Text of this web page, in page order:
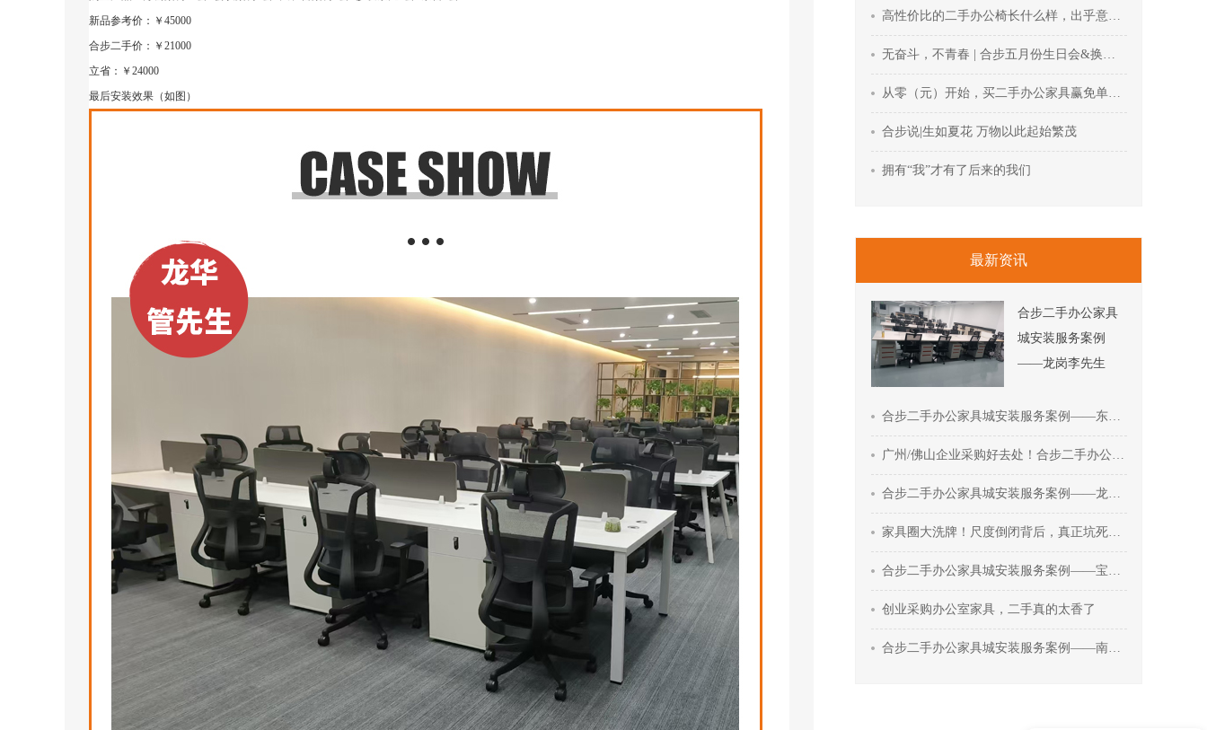
新品参考价：￥45000
合步二手价：￥21000
立省：￥24000
最后安装效果（如图）
高性价比的二手办公椅长什么样，出乎意料的惊喜
无奋斗，不青春 | 合步五月份生日会&换带仪式回顾
从零（元）开始，买二手办公家具赢免单机会
合步说|生如夏花 万物以此起始繁茂
拥有“我”才有了后来的我们
最新资讯
合步二手办公家具
城安装服务案例
——龙岗李先生
合步二手办公家具城安装服务案例——东莞戴先生
广州/佛山企业采购好去处！合步二手办公家具市场，一站式配齐
合步二手办公家具城安装服务案例——龙华张总
家具圈大洗牌！尺度倒闭背后，真正坑死实体老板的3个真相
合步二手办公家具城安装服务案例——宝安雷总
创业采购办公室家具，二手真的太香了
合步二手办公家具城安装服务案例——南山关先生